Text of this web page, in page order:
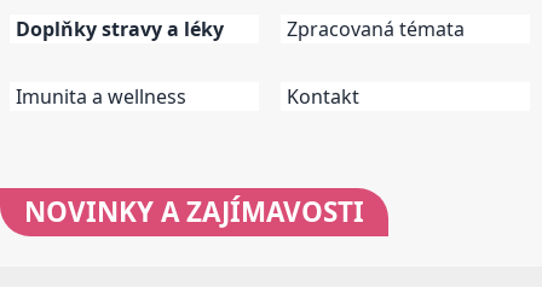
Doplňky stravy a léky
Imunita a wellness
Zpracovaná témata
Kontakt
NOVINKYA ZAJÍMAVOSTI